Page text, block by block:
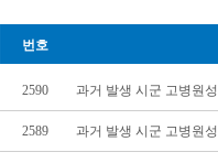
번호
2590 과거 발생 시군 고병원
2589 과거 발생 시군 고병원